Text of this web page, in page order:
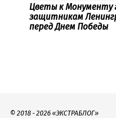
Цветы к Монументу
защитникам
перед Днем Победы
© 2018 - 2026 «ЭКСТРАБЛОГ»